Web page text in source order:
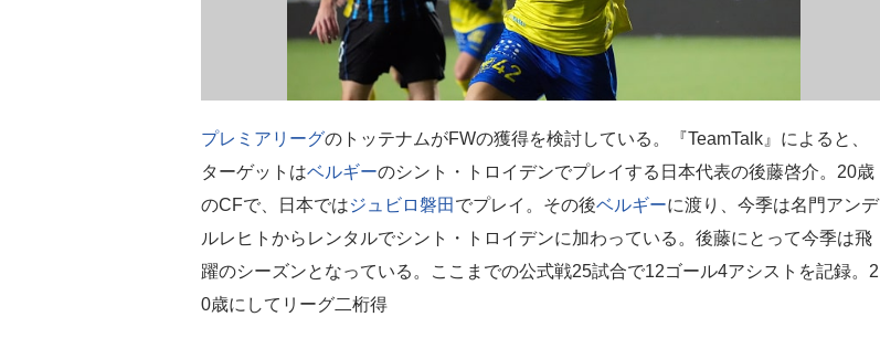
プレミアリーグのトッテナムがFWの獲得を検討している。『TeamTalk』によると、
ターゲットはベルギーのシント・トロイデンでプレイする日本代表の後藤啓介。20歳
のCFで、日本ではジュビロ磐田 でプレイ。その後ベルギーに渡り、今季は名門アンデ
ルレヒトからレンタルでシント・トロイデンに加わっている。後藤にとって今季は飛
躍のシーズンとなっている。ここまでの公式戦25試合で12ゴール4アシストを記録。2
0歳にしてリーグ二桁得